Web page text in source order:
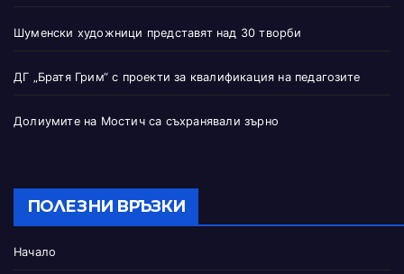
Шуменски художници представят над 30 творби
ДГ „Братя Грим“ с проекти за квалификация на педагозите
Долиумите на Мостич са съхранявали зърно
ПОЛЕЗНИ ВРЪЗКИ
Начало